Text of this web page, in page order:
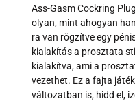
Ass-Gasm Cockring
olyan, mint ahogyan
ra van rögzítve egy
kialakítás a prosztata
kialakítva, ami a
vezethet. Ez a fajta
változatban is, hidd el,